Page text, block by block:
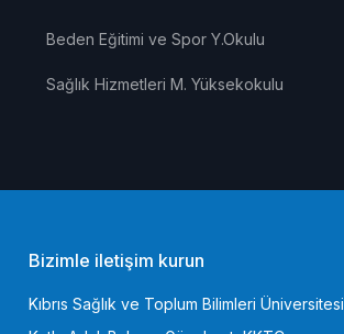
Bizimle iletişim kurun
Kıbrıs Sağlık ve Toplum Bilimleri Üniversitesi
Beden Eğitimi ve Spor Y.Okulu
Sağlık Hizmetleri M. Yüksekokulu